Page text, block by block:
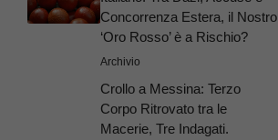
Concorrenza Estera, il Nostro
‘Oro Rosso’ è a Rischio?
Archivio
Crollo a Messina: Terzo
Corpo Ritrovato tra le
Macerie, Tre Indagati.